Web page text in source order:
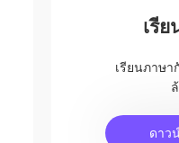
เรี
เรียนภาษา
ดาว